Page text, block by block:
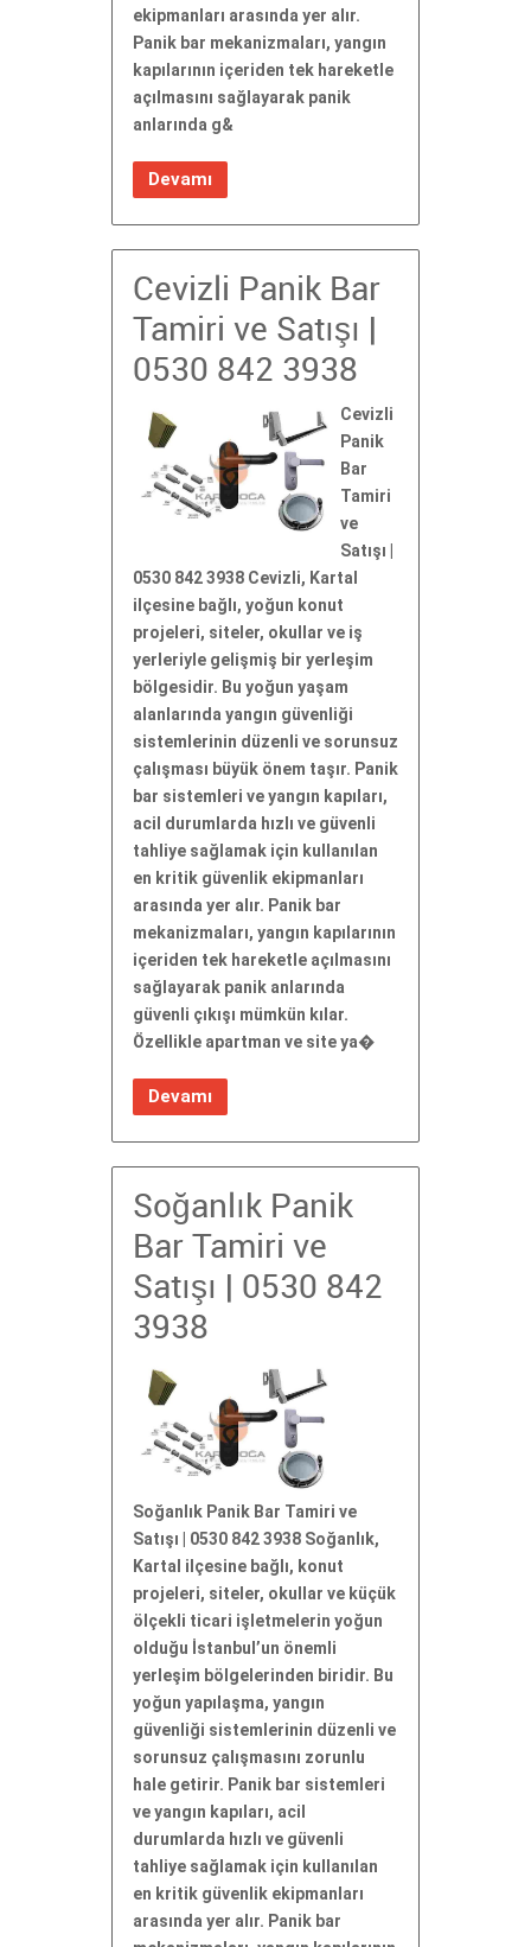
ekipmanları arasında yer alır.
Panik bar mekanizmaları, yangın
kapılarının içeriden tek hareketle
açılmasını sağlayarak panik
anlarında g&
Devamı
Cevizli Panik Bar
Tamiri ve Satışı |
0530 842 3938
Cevizli
Panik
Bar
Tamiri
ve
Satışı |
0530 842 3938 Cevizli, Kartal
ilçesine bağlı, yoğun konut
projeleri, siteler, okullar ve iş
yerleriyle gelişmiş bir yerleşim
bölgesidir. Bu yoğun yaşam
alanlarında yangın güvenliği
sistemlerinin düzenli ve sorunsuz
çalışması büyük önem taşır. Panik
bar sistemleri ve yangın kapıları,
acil durumlarda hızlı ve güvenli
tahliye sağlamak için kullanılan
en kritik güvenlik ekipmanları
arasında yer alır. Panik bar
mekanizmaları, yangın kapılarının
içeriden tek hareketle açılmasını
sağlayarak panik anlarında
güvenli çıkışı mümkün kılar.
Özellikle apartman ve site ya�
Devamı
Soğanlık Panik
Bar Tamiri ve
Satışı | 0530 842
3938
Soğanlık Panik Bar Tamiri ve
Satışı | 0530 842 3938 Soğanlık,
Kartal ilçesine bağlı, konut
projeleri, siteler, okullar ve küçük
ölçekli ticari işletmelerin yoğun
olduğu İstanbul’un önemli
yerleşim bölgelerinden biridir. Bu
yoğun yapılaşma, yangın
güvenliği sistemlerinin düzenli ve
sorunsuz çalışmasını zorunlu
hale getirir. Panik bar sistemleri
ve yangın kapıları, acil
durumlarda hızlı ve güvenli
tahliye sağlamak için kullanılan
en kritik güvenlik ekipmanları
arasında yer alır. Panik bar